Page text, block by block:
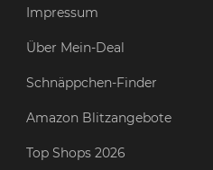
Impressum
Über Mein-Deal
Schnäppchen-Finder
Amazon Blitzangebote
Top Shops 2026